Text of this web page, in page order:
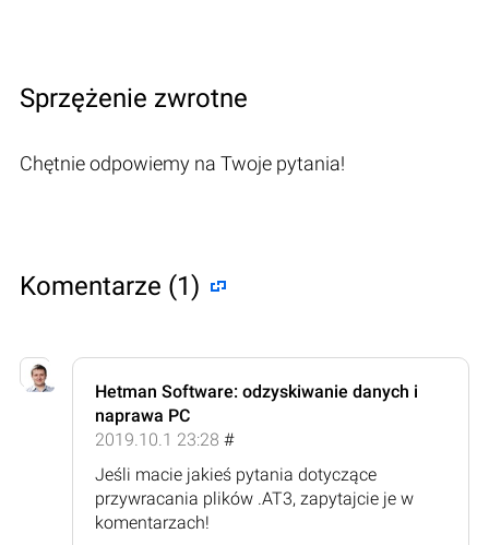
Sprzężenie zwrotne
Chętnie odpowiemy na Twoje pytania!
Komentarze (1)
Hetman Software: odzyskiwanie danych i
naprawa PC
2019.10.1 23:28 #
Jeśli macie jakieś pytania dotyczące
przywracania plików .AT3, zapytajcie je w
komentarzach!